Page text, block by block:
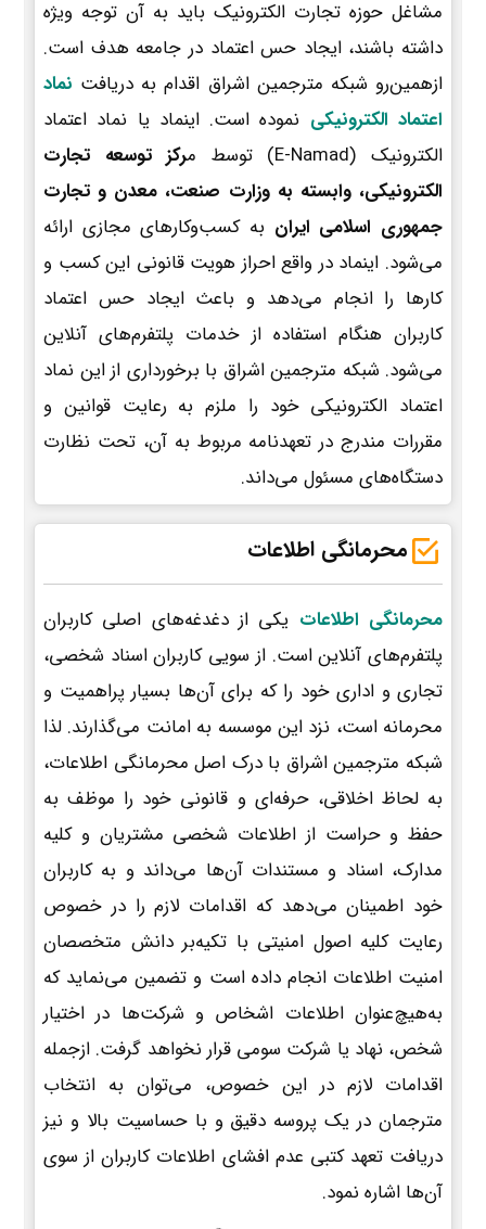
مشاغل حوزه تجارت الکترونیک باید به آن توجه ویژه
داشته باشند، ایجاد حس اعتماد در جامعه هدف است.
ازهمین‌رو شبکه مترجمین اشراق اقدام به دریافت نماد
اعتماد الکترونیکی نموده است. اینماد یا نماد اعتماد
الکترونیک (E-Namad) توسط م
رکز توسعه تجارت
الکترونیکی، وابسته به وزارت صنعت، معدن و تجارت
جمهوری اسلامی ایران به کسب‌وکارهای مجازی ارائه
می‌شود. اینماد در واقع احراز هویت قانونی این کسب و
کارها را انجام می‌دهد و باعث ایجاد حس اعتماد
کاربران هنگام استفاده از خدمات پلتفرم‌های آنلاین
می‌شود. شبکه مترجمین اشراق با برخورداری از این نماد
اعتماد الکترونیکی خود را ملزم به رعایت قوانین و
مقررات مندرج در تعهدنامه مربوط به آن، تحت نظارت
دستگاه‌های مسئول می‌داند.
محرمانگی اطلاعات
محرمانگی اطلاعات یکی از دغدغه‌های اصلی کاربران
پلتفرم‌های آنلاین است. از سویی کاربران اسناد شخصی،
تجاری و اداری خود را که برای آن‌ها بسیار پراهمیت و
محرمانه است، نزد این موسسه به امانت می‌گذارند. لذا
شبکه مترجمین اشراق با درک اصل محرمانگی اطلاعات،
به لحاظ اخلاقی، حرفه‌ای و قانونی خود را موظف به
حفظ و حراست از اطلاعات شخصی مشتریان و کلیه
مدارک، اسناد و مستندات آن‌ها می‌داند و به کاربران
خود اطمینان می‌دهد که اقدامات لازم را در خصوص
رعایت کلیه اصول امنیتی با تکیه‌بر دانش متخصصان
امنیت اطلاعات انجام داده است و تضمین می‌نماید که
به‌هیچ‌عنوان اطلاعات اشخاص و شرکت‌ها در اختیار
شخص، نهاد یا شرکت سومی قرار نخواهد گرفت. ازجمله
اقدامات لازم در این خصوص، می‌توان به انتخاب
مترجمان در یک پروسه دقیق و با حساسیت بالا و نیز
دریافت تعهد کتبی عدم افشای اطلاعات کاربران از سوی
آن‌ها اشاره نمود.